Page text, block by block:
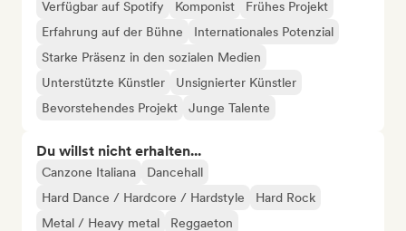
Verfügbar auf Spotify Komponist
Frühes Projekt
Erfahrung auf der Bühne
Internationales Potenzial
Starke Präsenz in den sozialen Medien
Unterstützte Künstler
Unsignierter Künstler
Bevorstehendes Projekt
Junge Talente
Du willst nicht erhalten...
Canzone Italiana
Dancehall
Hard Dance / Hardcore / Hardstyle
Hard Rock
Metal / Heavy metal
Reggaeton